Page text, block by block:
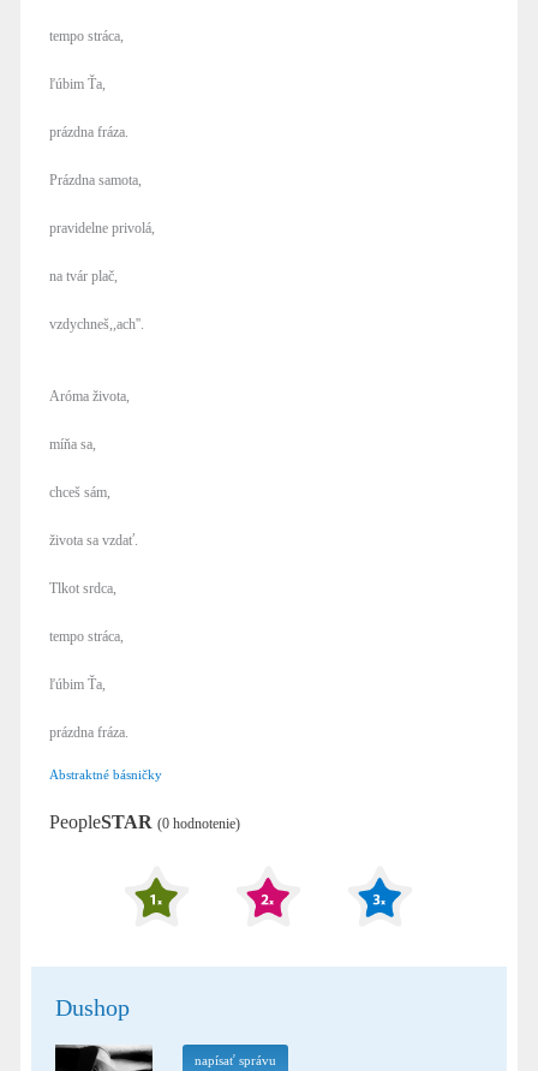
tempo stráca,
ľúbim Ťa,
prázdna fráza.
Prázdna samota,
pravidelne privolá,
na tvár plač,
vzdychneš,,ach''.
Aróma života,
míňa sa,
chceš sám,
života sa vzdať.
Tlkot srdca,
tempo stráca,
ľúbim Ťa,
prázdna fráza.
Abstraktné básničky
PeopleSTAR (0 hodnotenie)
Dushop
napísať správu